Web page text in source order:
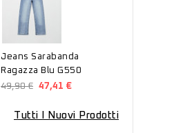
Jeans Sarabanda
Ragazza Blu G550
49,90 € 47,41 €
Tutti I Nuovi Prodotti